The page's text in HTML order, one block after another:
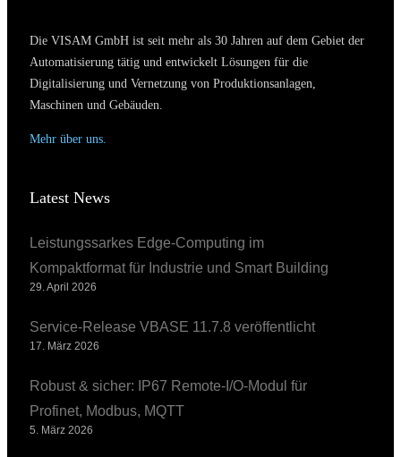
Die VISAM GmbH ist seit mehr als 30 Jahren auf dem Gebiet der
Automatisierung tätig und entwickelt Lösungen für die
Digitalisierung und Vernetzung von Produktionsanlagen,
Maschinen und Gebäuden.
Mehr über uns.
Latest News
Leistungssarkes Edge-Computing im
Kompaktformat für Industrie und Smart Building
29. April 2026
Service-Release VBASE 11.7.8 veröffentlicht
17. März 2026
Robust & sicher: IP67 Remote-I/O-Modul für
Profinet, Modbus, MQTT
5. März 2026